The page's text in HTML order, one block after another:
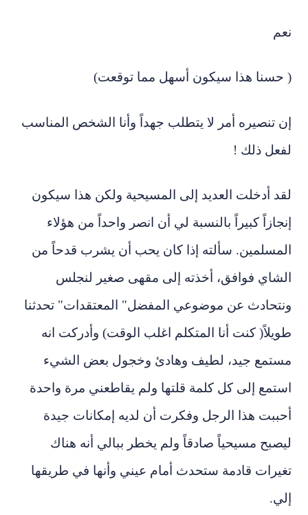
نعم
( حسنا هذا سيكون أسهل مما توقعت)
إن تنصيره أمر لا يتطلب جهداً وأنا الشخص المناسب
لفعل ذلك !
لقد أدخلت العديد إلى المسيحية ولكن هذا سيكون
إنجازاً كبيراً بالنسبة لي أن انصر واحداً من هؤلاء
المسلمين. سألته إذا كان يحب أن يشرب قدحاً من
الشاي فوافق، أخذته إلى مقهى صغير لنجلس
ونتحادث عن موضوعي المفضل" المعتقدات" تحدثنا
طويلاً( كنت أنا المتكلم اغلب الوقت) وأدركت انه
مستمع جيد، لطيف وهادئ وخجول بعض الشيء
استمع إلى كل كلمة قلتها ولم يقاطعني مرة واحدة
أحببت هذا الرجل وفكرت أن لديه إمكانات جيدة
ليصبح مسيحياً صادقاً ولم يخطر ببالي أنه هناك
تغيرات قادمة ستحدث أمام عيني وأنها في طريقها
إلي.